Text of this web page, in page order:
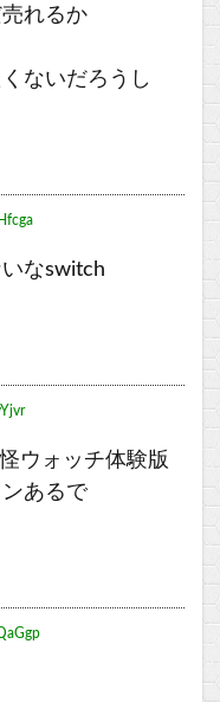
れるか
ないだろうし
なswitch
ウォッチ体験版
あるで